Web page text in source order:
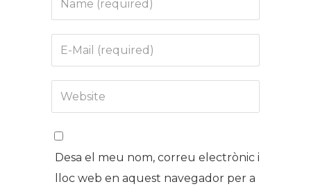
Desa el meu nom, correu electrònic i
lloc web en aquest navegador per a